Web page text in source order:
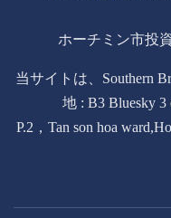
ホーチミン市投
当サイトは、Southern
地 : B3 Bluesky 3
P.2，Tan son hoa